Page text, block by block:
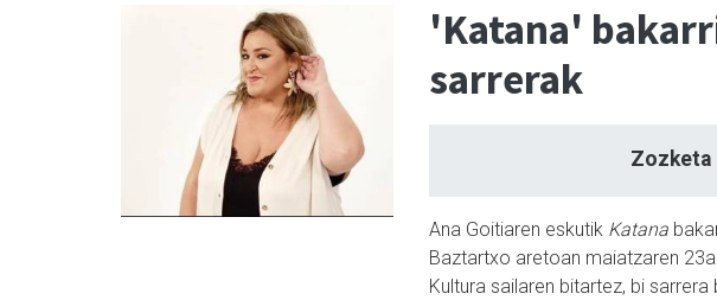
'Katana'
sarrerak
Zozketa
Ana Goitiaren eskutik Katana
Baztartxo aretoan maiatzaren
Kultura sailaren bitartez, bi